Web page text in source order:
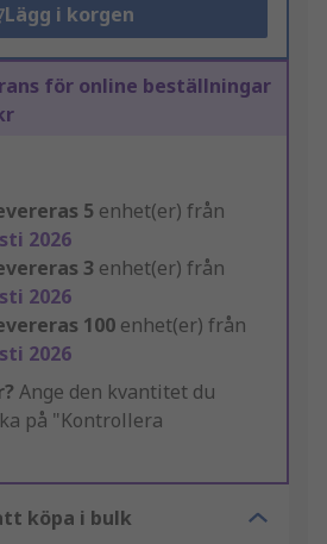
Lägg i korgen
för online beställningar
5 enhet(er) från
2026
3 enhet(er) från
2026
100 enhet(er) från
2026
Ange den kvantitet du
på "Kontrollera
köpa i bulk